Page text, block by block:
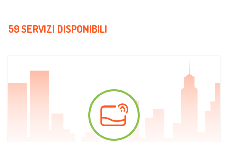
59 SERVIZI DISPONIBILI